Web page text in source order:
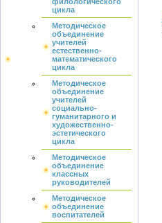
цикла
Методическое
объединение
учителей
естественно-
математического
цикла
Методическое
объединение
учителей
социально-
гуманитарного и
художественно-
эстетического
цикла
Методическое
объединение
классных
руководителей
Методическое
объединение
воспитателей